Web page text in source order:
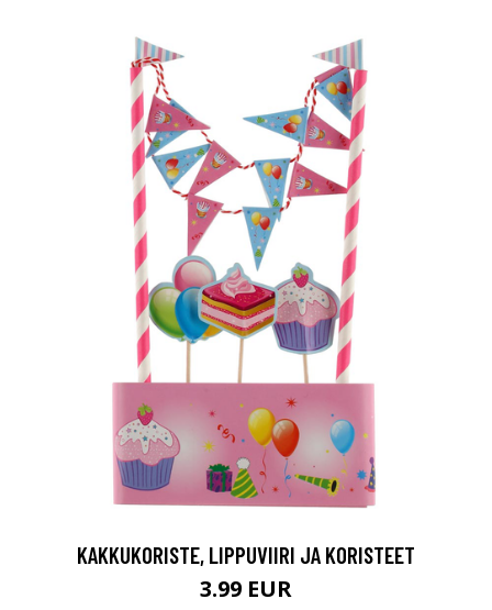
KAKKUKORISTE, LIPPUVIIRI JA KORISTEET
3.99 EUR